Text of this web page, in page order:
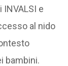
INVALSI e
al nido
bambini.